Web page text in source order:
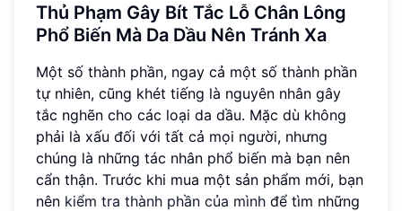
Thủ Phạm Gây Bít Tắc Lỗ Chân Lông
Phổ Biến Mà Da Dầu Nên Tránh Xa
Một số thành phần, ngay cả một số thành phần
tự nhiên, cũng khét tiếng là nguyên nhân gây
tắc nghẽn cho các loại da dầu. Mặc dù không
phải là xấu đối với tất cả mọi người, nhưng
chúng là những tác nhân phổ biến mà bạn nên
cẩn thận. Trước khi mua một sản phẩm mới, bạn
nên kiểm tra thành phần của mình để tìm những